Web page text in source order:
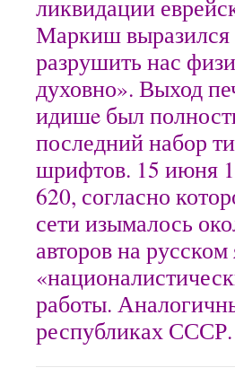
ликвидации
Маркиш выразился
разрушить нас
духовно». Выход
идишe был
последний набор
шрифтов. 15 июня
620, согласно
сети изымалось
авторов на
работы.
республиках СССР.